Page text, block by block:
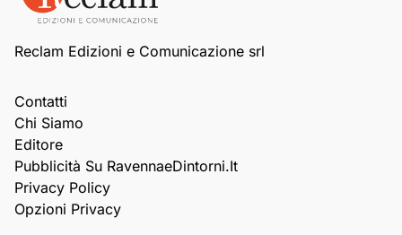
Reclam Edizioni e Comunicazione srl
Contatti
Chi Siamo
Editore
Pubblicità Su RavennaeDintorni.it
Privacy Policy
Opzioni Privacy